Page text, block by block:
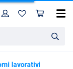
HomeProfilo
lavorativi